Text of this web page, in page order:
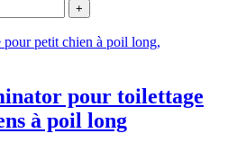
+
pour toilettage
à poil long